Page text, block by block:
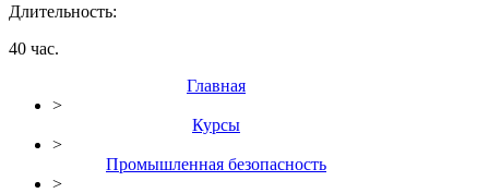
Длительность:
40 час.
Главная
>
Курсы
>
Промышленная безопасность
>